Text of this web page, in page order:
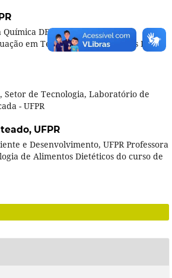
DEQ/UPR -Professor do
em Tecnologia de Alimentos DEQ -
Setor de Tecnologia, Laboratório de
- UFPR
UFPR
e Desenvolvimento, UFPR Professora
de Alimentos Dietéticos do curso de